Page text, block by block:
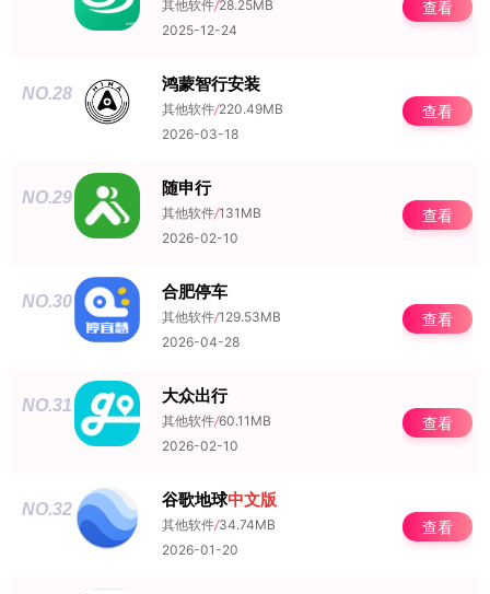
其他软件/28.25MB
2025-12-24
查看
NO.28 鸿蒙智行安装
其他软件/220.49MB
2026-03-18
查看
NO.29 随申行
其他软件/131MB
2026-02-10
查看
NO.30 合肥停车
其他软件/129.53MB
2026-04-28
查看
NO.31 大众出行
其他软件/60.11MB
2026-02-10
查看
NO.32 谷歌地球中文版
其他软件/34.74MB
2026-01-20
查看